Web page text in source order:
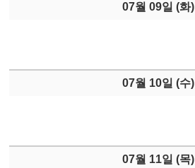
07월 09일 (화)
07월 10일 (수)
07월 11일 (목)